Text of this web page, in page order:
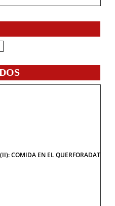
COMIDA EN EL QUERFORADAT